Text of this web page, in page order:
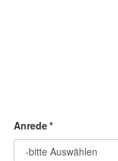
Anrede*